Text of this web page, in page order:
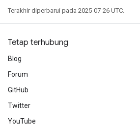
Terakhir diperbarui pada 2025-07-26 UTC.
Tetap terhubung
Blog
Forum
GitHub
Twitter
YouTube